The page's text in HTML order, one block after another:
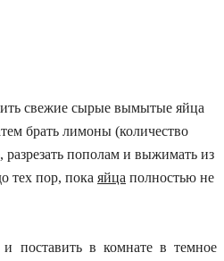
свежие сырые вымытые яйца
брать лимоны (количество
разрезать пополам и выжимать из
тех пор, пока яйца полностью не
поставить в комнате в темное